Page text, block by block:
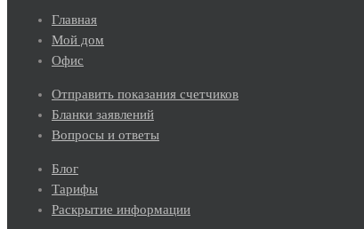
Главная
Мой дом
Офис
Отправить показания счетчиков
Бланки заявлений
Вопросы и ответы
Блог
Тарифы
Раскрытие информации